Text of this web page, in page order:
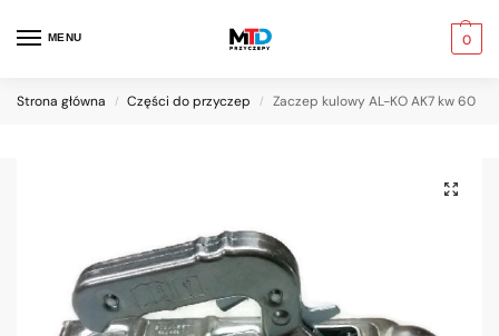
MENU 0
Strona główna / Części do przyczep / Zaczep kulowy AL-KO AK7 kw 60